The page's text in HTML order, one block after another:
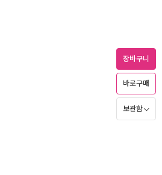
장바구니
바로구매
보관함